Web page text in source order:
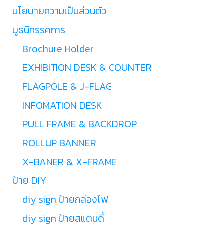
นโยบายความเป็นส่วนตัว
บูธนิทรรศการ
Brochure Holder
EXHIBITION DESK & COUNTER
FLAGPOLE & J-FLAG
INFOMATION DESK
PULL FRAME & BACKDROP
ROLLUP BANNER
X-BANER & X-FRAME
ป้าย DIY
diy sign ป้ายกล่องไฟ
diy sign ป้ายสแตนดี้